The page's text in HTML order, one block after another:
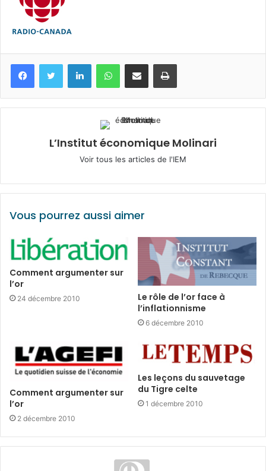
FacebookTwitter LinkedinWhatsApp
Partagez par mail Imprimez
L’Institut économique Molinari
Voir tous les articles de l'IEM
Vous pourrez aussi aimer
Comment argumenter sur
l’or
24 décembre 2010
Le rôle de l’or face à
l’inflationnisme
6 décembre 2010
Comment argumenter sur
l’or
2 décembre 2010
Les leçons du sauvetage
du Tigre celte
1 décembre 2010